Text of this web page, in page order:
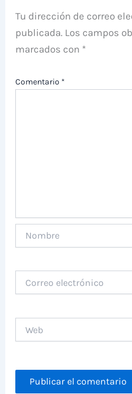
Tu dirección de correo
publicada. Los campos
marcados con *
Comentario *
electrónico